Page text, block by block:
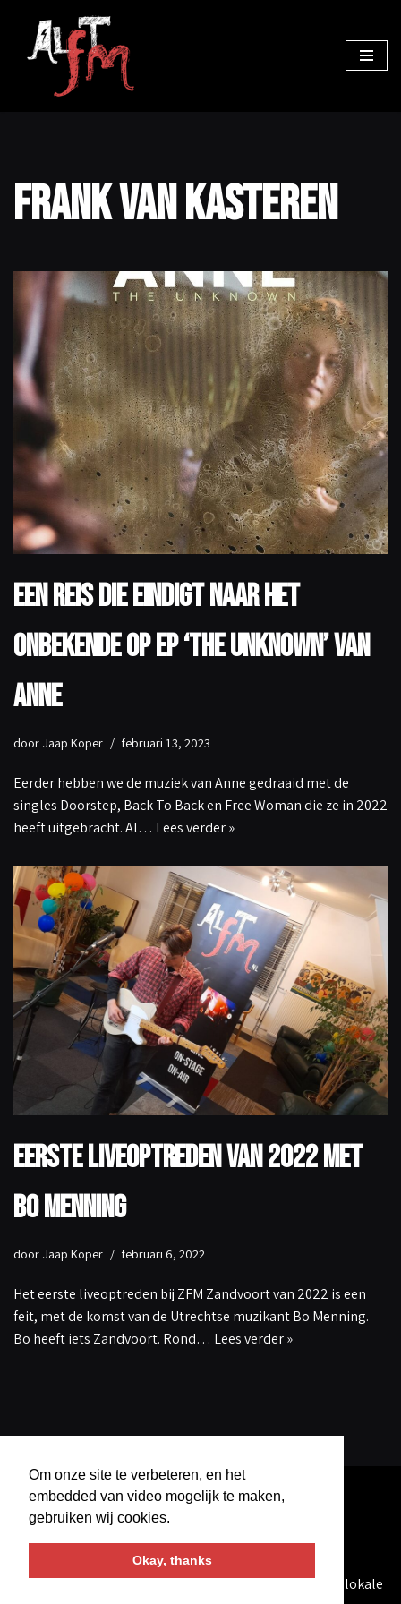
Frank van Kasteren
Een reis die eindigt naar het
onbekende op EP ‘The Unknown’ van
Anne
door Jaap Koper februari 13, 2023
Eerder hebben we de muziek van Anne gedraaid met de
singles Doorstep, Back To Back en Free Woman die ze in 2022
heeft uitgebracht. Al… Lees verder »
Eerste liveoptreden van 2022 met
Bo Menning
door Jaap Koper februari 6, 2022
Het eerste liveoptreden bij ZFM Zandvoort van 2022 is een
feit, met de komst van de Utrechtse muzikant Bo Menning.
Bo heeft iets Zandvoort. Rond… Lees verder »
AlternativeFMis een programma geproduceerd bij de lokale
Om onze site te verbeteren, en het
embedded van video mogelijk te maken,
gebruiken wij cookies.
Okay, thanks